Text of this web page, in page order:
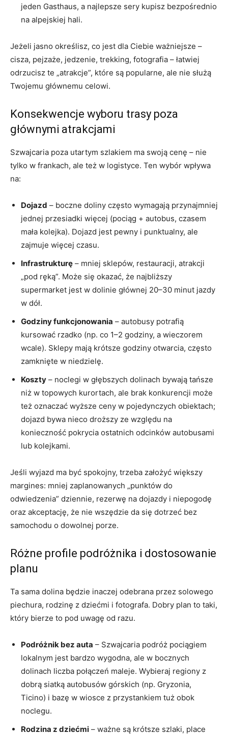
jeden Gasthaus, a najlepsze sery kupisz bezpośrednio
na alpejskiej hali.
Jeżeli jasno określisz, co jest dla Ciebie ważniejsze –
cisza, pejzaże, jedzenie, trekking, fotografia – łatwiej
odrzucisz te „atrakcje”, które są popularne, ale nie służą
Twojemu głównemu celowi.
Konsekwencje wyboru trasy poza
głównymi atrakcjami
Szwajcaria poza utartym szlakiem ma swoją cenę – nie
tylko w frankach, ale też w logistyce. Ten wybór wpływa
na:
Dojazd – boczne doliny często wymagają przynajmniej
jednej przesiadki więcej (pociąg + autobus, czasem
mała kolejka). Dojazd jest pewny i punktualny, ale
zajmuje więcej czasu.
Infrastrukturę – mniej sklepów, restauracji, atrakcji
„pod ręką”. Może się okazać, że najbliższy
supermarket jest w dolinie głównej 20–30 minut jazdy
w dół.
Godziny funkcjonowania – autobusy potrafią
kursować rzadko (np. co 1–2 godziny, a wieczorem
wcale). Sklepy mają krótsze godziny otwarcia, często
zamknięte w niedzielę.
Koszty – noclegi w głębszych dolinach bywają tańsze
niż w topowych kurortach, ale brak konkurencji może
też oznaczać wyższe ceny w pojedynczych obiektach;
dojazd bywa nieco droższy ze względu na
konieczność pokrycia ostatnich odcinków autobusami
lub kolejkami.
Jeśli wyjazd ma być spokojny, trzeba założyć większy
margines: mniej zaplanowanych „punktów do
odwiedzenia” dziennie, rezerwę na dojazdy i niepogodę
oraz akceptację, że nie wszędzie da się dotrzeć bez
samochodu o dowolnej porze.
Różne profile podróżnika i dostosowanie
planu
Ta sama dolina będzie inaczej odebrana przez solowego
piechura, rodzinę z dziećmi i fotografa. Dobry plan to taki,
który bierze to pod uwagę od razu.
Podróżnik bez auta – Szwajcaria podróż pociągiem
lokalnym jest bardzo wygodna, ale w bocznych
dolinach liczba połączeń maleje. Wybieraj regiony z
dobrą siatką autobusów górskich (np. Gryzonia,
Ticino) i bazę w wiosce z przystankiem tuż obok
noclegu.
Rodzina z dziećmi – ważne są krótsze szlaki, place